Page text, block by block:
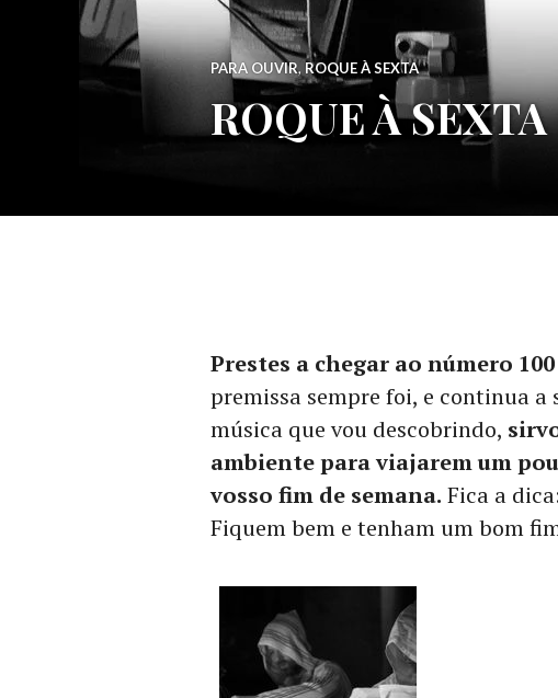
PARA OUVIR, ROQUE À SEXTA
ROQUE À
Prestes a chegar ao número
premissa sempre foi, e continua
música que vou descobrindo,
ambiente para viajarem um
vosso fim de semana. Fica a
Fiquem bem e tenham um bom